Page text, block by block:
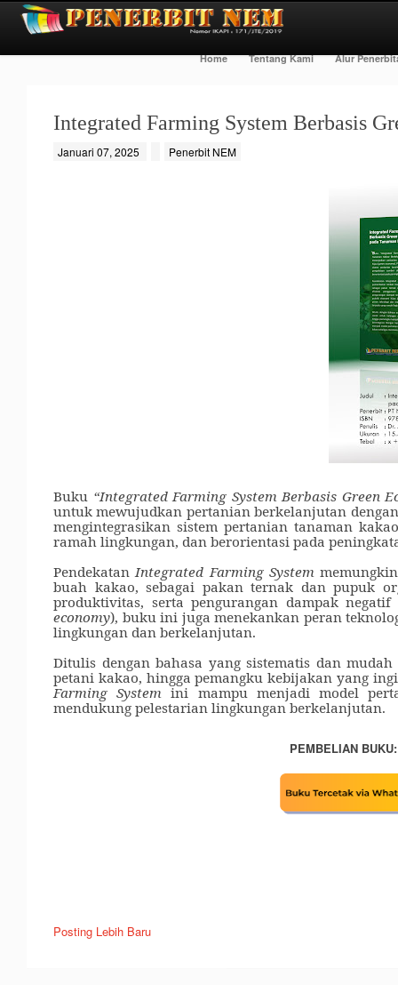
Home Tentang Kami Alur
Integrated Farming System Berbasis
Januari 07, 2025 Penerbit NEM
Buku “Integrated Farming System Berbasis Green
untuk mewujudkan pertanian berkelanjutan
mengintegrasikan sistem pertanian tanaman
ramah lingkungan, dan berorientasi pada
PendekatanIntegrated Farming System
buah kakao, sebagai pakan ternak dan pupuk
produktivitas, serta pengurangan dampak
economy), buku ini juga menekankan peran
lingkungan dan berkelanjutan.
Ditulis dengan bahasa yang sistematis dan
petani kakao, hingga pemangku kebijakan yang
Farming System ini mampu menjadi model
mendukung pelestarian lingkungan berkelanjutan.
PEMBELIAN BUKU:
Posting Lebih Baru